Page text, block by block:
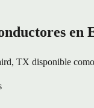
en
TX disponible